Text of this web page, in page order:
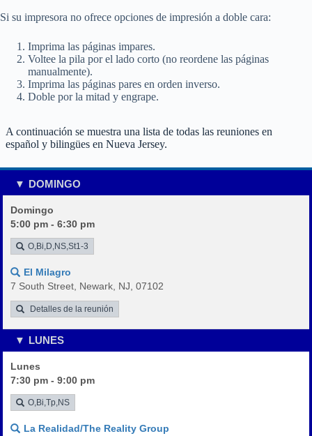
Si su impresora no ofrece opciones de impresión a doble cara:
Imprima las páginas impares.
Voltee la pila por el lado corto (no reordene las páginas
manualmente).
Imprima las páginas pares en orden inverso.
Doble por la mitad y engrape.
A continuación se muestra una lista de todas las reuniones en
español y bilingües en Nueva Jersey.
DOMINGO
Domingo
5:00 pm - 6:30 pm
O,Bi,D,NS,St1-3
El Milagro
7 South Street, Newark, NJ, 07102
Detalles de la reunión
LUNES
Lunes
7:30 pm - 9:00 pm
O,Bi,Tp,NS
La Realidad/The Reality Group